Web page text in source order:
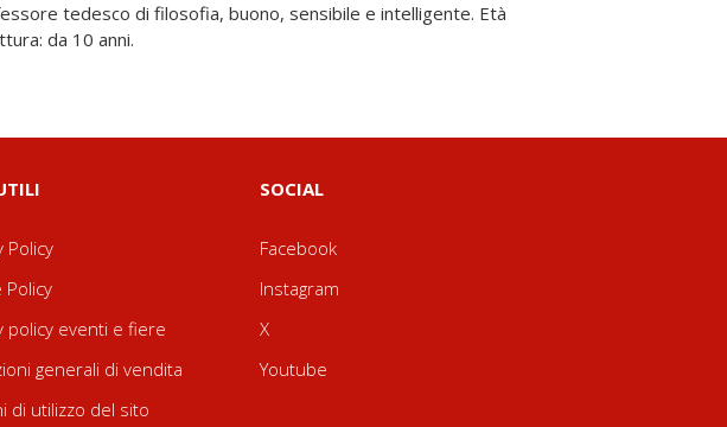
da 10 anni.
Policy
Policy
policy eventi e fiere
generali di vendita
di utilizzo del sito
SOCIAL
Facebook
Instagram
X
Youtube